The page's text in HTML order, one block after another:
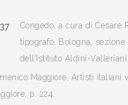
Congedo, a cura di Cesare
tipografo, Bologna, sezione
dell’Istituto Aldini-Valleriani.
Maggiore, Artisti italiani
p. 224.